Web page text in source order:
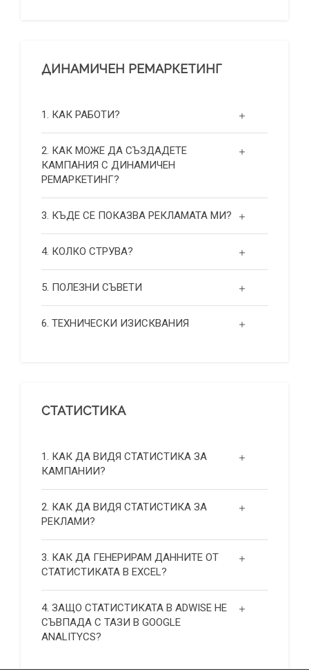
ДИНАМИЧЕН РЕМАРКЕТИНГ
1. КАК РАБОТИ?
2. КАК МОЖЕ ДА СЪЗДАДЕТЕ
КАМПАНИЯ С ДИНАМИЧЕН
РЕМАРКЕТИНГ?
3. КЪДЕ СЕ ПОКАЗВА РЕКЛАМАТА МИ?
4. КОЛКО СТРУВА?
5. ПОЛЕЗНИ СЪВЕТИ
6. ТЕХНИЧЕСКИ ИЗИСКВАНИЯ
СТАТИСТИКА
1. КАК ДА ВИДЯ СТАТИСТИКА ЗА
КАМПАНИИ?
2. КАК ДА ВИДЯ СТАТИСТИКА ЗА
РЕКЛАМИ?
3. КАК ДА ГЕНЕРИРАМ ДАННИТЕ ОТ
СТАТИСТИКАТА В EXCEL?
4. ЗАЩО СТАТИСТИКАТА В ADWISE НЕ
СЪВПАДА С ТАЗИ В GOOGLE
ANALITYCS?